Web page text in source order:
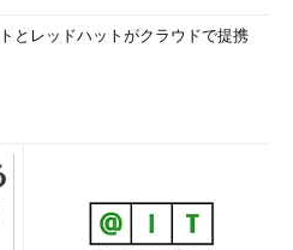
とレッドハットがクラウドで提携